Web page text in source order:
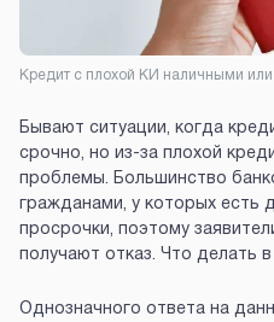
Кредит с плохой КИ наличными или
Бывают ситуации, когда
срочно, но из-за плохой
проблемы. Большинство
гражданами, у которых есть
просрочки, поэтому
получают отказ. Что делать
Однозначного ответа на